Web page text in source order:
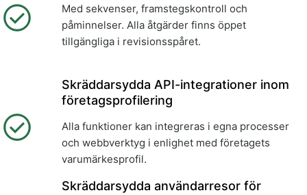
Med sekvenser, framstegskontroll och
påminnelser. Alla åtgärder finns öppet
tillgängliga i revisionsspåret.
Skräddarsydda API-integrationer inom
företagsprofilering
Alla funktioner kan integreras i egna processer
och webbverktyg i enlighet med företagets
varumärkesprofil.
Skräddarsydda användarresor för